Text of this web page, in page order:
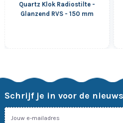
Quartz Klok Radiostilte -
Glanzend RVS - 150 mm
Schrijf je in voor de